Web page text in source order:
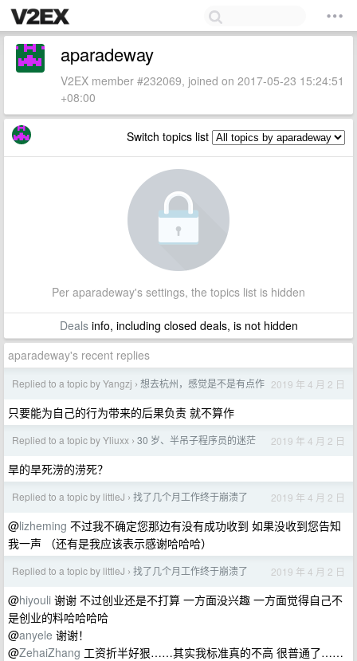
aparadeway
V2EX member #232069, joined on 2017-05-23 15:24:51
+08:00
Switch topics list
Per aparadeway's settings, the topics list is hidden
Dealsinfo, including closed deals, is not hidden
aparadeway's recent replies
Replied to a topic by Yangzj › 想去杭州，感觉是不是有点作 2019 年 4 月 2 日
只要能为自己的行为带来的后果负责 就不算作
Replied to a topic by Yliuxx › 30 岁、半吊子程序员的迷茫 2019 年 4 月 2 日
旱的旱死涝的涝死？
Replied to a topic by littleJ › 找了几个月工作终于崩溃了 2019 年 4 月 2 日
@lizheming 不过我不确定您那边有没有成功收到 如果没收到您告知
我一声 （还有是我应该表示感谢哈哈哈）
Replied to a topic by littleJ › 找了几个月工作终于崩溃了 2019 年 4 月 2 日
@hiyouli 谢谢 不过创业还是不打算 一方面没兴趣 一方面觉得自己不
是创业的料哈哈哈哈
@anyele 谢谢！
@ZehaiZhang 工资折半好狠……其实我标准真的不高 很普通了……